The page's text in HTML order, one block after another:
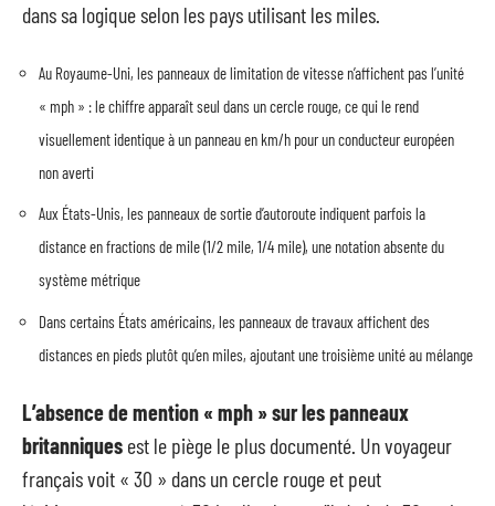
dans sa logique selon les pays utilisant les miles.
Au Royaume-Uni, les panneaux de limitation de vitesse n’affichent pas l’unité
« mph » : le chiffre apparaît seul dans un cercle rouge, ce qui le rend
visuellement identique à un panneau en km/h pour un conducteur européen
non averti
Aux États-Unis, les panneaux de sortie d’autoroute indiquent parfois la
distance en fractions de mile (1/2 mile, 1/4 mile), une notation absente du
système métrique
Dans certains États américains, les panneaux de travaux affichent des
distances en pieds plutôt qu’en miles, ajoutant une troisième unité au mélange
L’absence de mention « mph » sur les panneaux
britanniques est le piège le plus documenté. Un voyageur
français voit « 30 » dans un cercle rouge et peut